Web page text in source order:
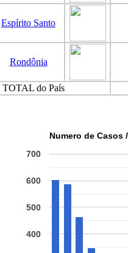
Espírito Santo
Rondônia
TOTAL do País
Numero de Casos
400
500
600
700